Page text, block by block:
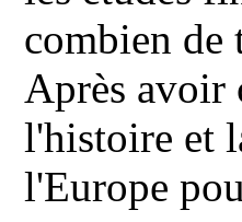
combien de
Après avoir
l'histoire et
l'Europe